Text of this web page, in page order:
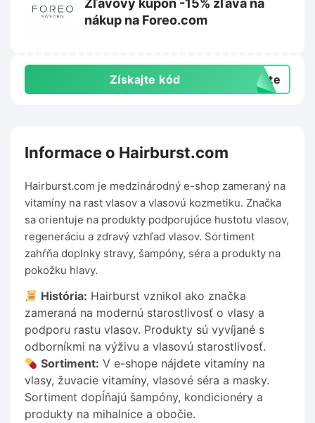
Zľavový kupón -15% zľava na
nákup na Foreo.com
Získajte kód exte
Informace o Hairburst.com
Hairburst.com je medzinárodný e-shop zameraný na
vitamíny na rast vlasov a vlasovú kozmetiku. Značka
sa orientuje na produkty podporujúce hustotu vlasov,
regeneráciu a zdravý vzhľad vlasov. Sortiment
zahŕňa doplnky stravy, šampóny, séra a produkty na
pokožku hlavy.
História: Hairburst vznikol ako značka
zameraná na modernú starostlivosť o vlasy a
podporu rastu vlasov. Produkty sú vyvíjané s
odborníkmi na výživu a vlasovú starostlivosť.
Sortiment: V e-shope nájdete vitamíny na
vlasy, žuvacie vitamíny, vlasové séra a masky.
Sortiment dopĺňajú šampóny, kondicionéry a
produkty na mihalnice a obočie.